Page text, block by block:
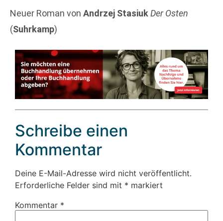
Neuer Roman von Andrzej StasiukDer Osten
(Suhrkamp)
Schreibe einen
Kommentar
Deine E-Mail-Adresse wird nicht veröffentlicht.
Erforderliche Felder sind mit * markiert
Kommentar *